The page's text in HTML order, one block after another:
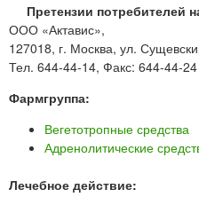
Претензии потребителей
ООО «Актавис»,
127018, г. Москва, ул.
Тел. 644-44-14, Факс: 644-44-24
Фармгруппа:
Вегетотропные средства
Адренолитические
Лечебное действие: